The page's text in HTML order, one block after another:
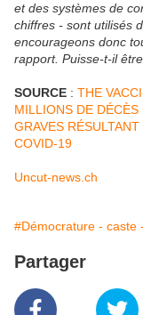
et des systèmes de
chiffres - sont utilisés
encourageons donc
rapport. Puisse-t-il
SOURCE : THE
MILLIONS DE
GRAVES
COVID-19
Uncut-news.ch
#Démocrature - caste
Partager